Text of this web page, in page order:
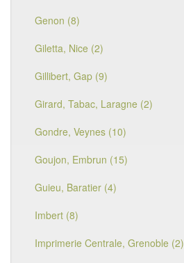
Genon (8)
Giletta, Nice (2)
Gillibert, Gap (9)
Girard, Tabac, Laragne (2)
Gondre, Veynes (10)
Goujon, Embrun (15)
Guieu, Baratier (4)
Imbert (8)
Imprimerie Centrale, Grenoble (2)